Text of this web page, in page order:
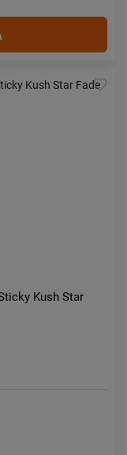
Kush Star